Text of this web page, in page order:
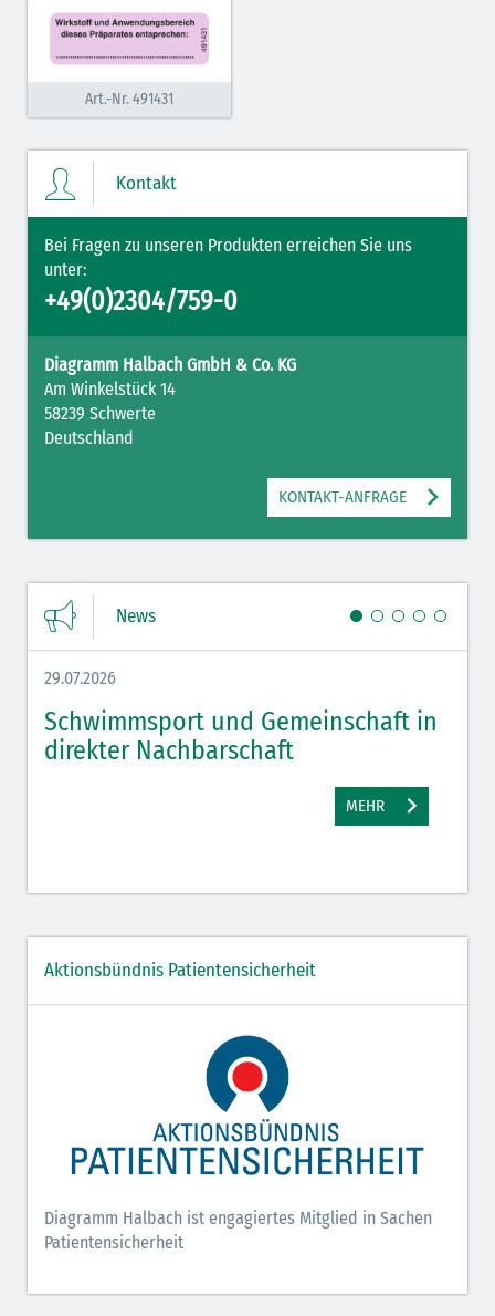
Art.-Nr. 491431
Kontakt
Bei Fragen zu unseren Produkten erreichen Sie uns
unter:
+49(0)2304/759-0
Diagramm Halbach GmbH & Co. KG
Am Winkelstück 14
58239 Schwerte
Deutschland
KONTAKT-ANFRAGE
News
29.07.2026
Schwimmsport und Gemeinschaft in
direkter Nachbarschaft
MEHR
Aktionsbündnis Patientensicherheit
Diagramm Halbach ist engagiertes Mitglied in Sachen
Patientensicherheit